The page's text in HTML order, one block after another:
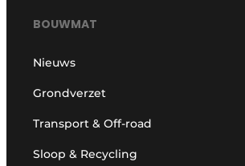
BOUWMAT
Nieuws
Grondverzet
Transport & Off-road
Sloop & Recycling